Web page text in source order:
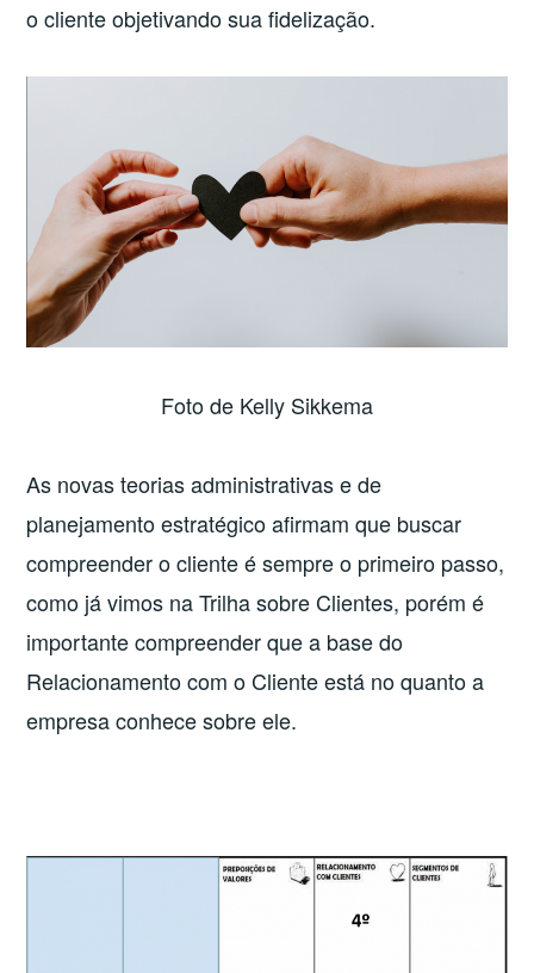
o cliente objetivando sua fidelização.
Foto de Kelly Sikkema
As novas teorias administrativas e de
planejamento estratégico afirmam que buscar
compreender o cliente é sempre o primeiro passo,
como já vimos na Trilha sobre Clientes, porém é
importante compreender que a base do
Relacionamento com o Cliente está no quanto a
empresa conhece sobre ele.